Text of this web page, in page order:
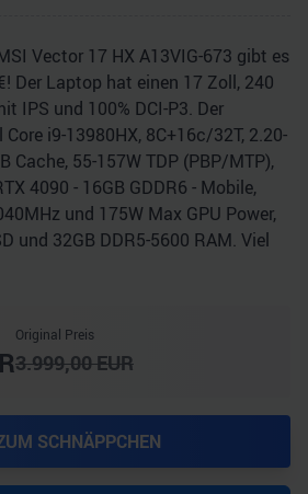
Vector 17 HX A13VIG-673 gibt es
Der Laptop hat einen 17 Zoll, 240
IPS und 100% DCI-P3. Der
i9-13980HX, 8C+16c/32T, 2.20-
Cache, 55-157W TDP (PBP/MTP),
4090 - 16GB GDDR6 - Mobile,
und 175W Max GPU Power,
und 32GB DDR5-5600 RAM. Viel
Original Preis
3.999,00EUR
SCHNÄPPCHEN